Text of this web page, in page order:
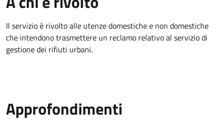
Il servizio è rivolto alle utenze domestiche e non domestiche
che intendono trasmettere un reclamo relativo al servizio di
gestione dei rifiuti urbani.
Approfondimenti